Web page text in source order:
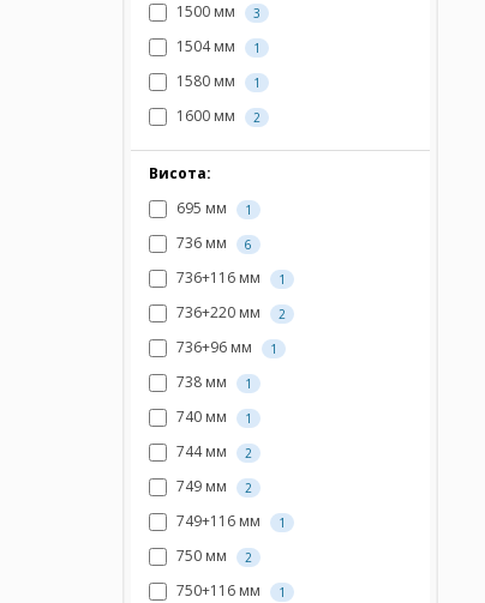
1500 мм 3
1504 мм 1
1580 мм 1
1600 мм 2
Висота:
695 мм
1
736 мм 6
736+116 мм 1
736+220 мм 2
736+96 мм 1
738 мм 1
740 мм 1
744 мм 2
749 мм 2
749+116 мм 1
750 мм 2
750+116 мм 1